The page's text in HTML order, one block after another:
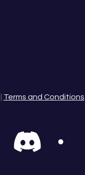
Terms and Conditions